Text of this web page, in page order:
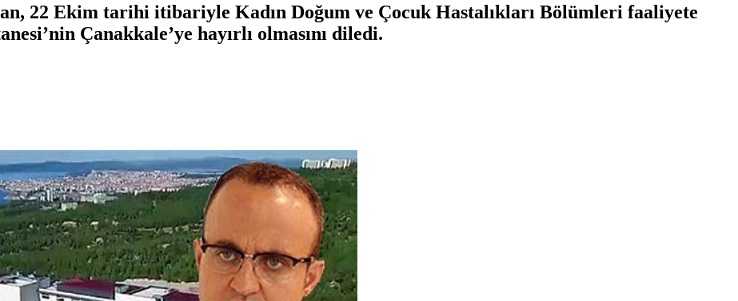
22 Ekim tarihi itibariyle Kadın Doğum ve Çocuk Hastalıkları Bölümleri faaliyete
Çanakkale’ye hayırlı olmasını diledi.